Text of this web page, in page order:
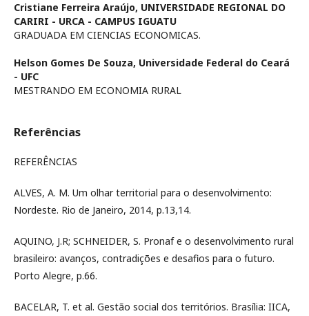
Cristiane Ferreira Araújo, UNIVERSIDADE REGIONAL DO
CARIRI - URCA - CAMPUS IGUATU
GRADUADA EM CIENCIAS ECONOMICAS.
Helson Gomes De Souza, Universidade Federal do Ceará
- UFC
MESTRANDO EM ECONOMIA RURAL
Referências
REFERÊNCIAS
ALVES, A. M. Um olhar territorial para o desenvolvimento:
Nordeste. Rio de Janeiro, 2014, p.13,14.
AQUINO, J.R; SCHNEIDER, S. Pronaf e o desenvolvimento rural
brasileiro: avanços, contradições e desafios para o futuro.
Porto Alegre, p.66.
BACELAR, T. et al. Gestão social dos territórios. Brasília: IICA,